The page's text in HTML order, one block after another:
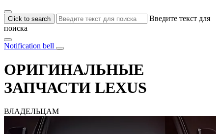
Click to search
Введите текст для
поиска
Notification bell
ОРИГИНАЛЬНЫЕ
ЗАПЧАСТИ LEXUS
ВЛАДЕЛЬЦАМ